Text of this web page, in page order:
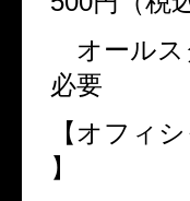
オールス
必要
【オフィ
】